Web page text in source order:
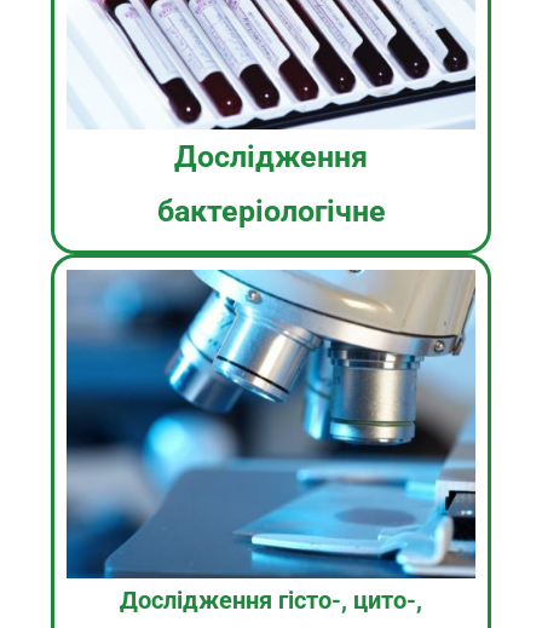
Дослідження
бактеріологічне
Дослідження гісто-, цито-,